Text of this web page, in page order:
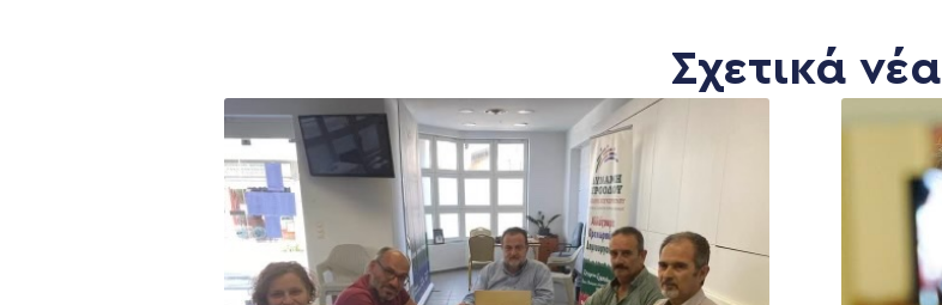
Σχετικά νέα